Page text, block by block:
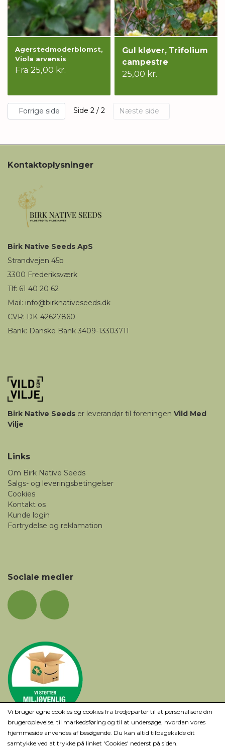
Agerstedmoderblomst,
Viola arvensis
Fra 25,00 kr.
Gul kløver, Trifolium
campestre
25,00 kr.
Forrige side Side 2 / 2 Næste side
Kontaktoplysninger
Birk Native Seeds ApS
Strandvejen 45b
3300 Frederiksværk
Tlf: 61 40 20 62
Mail: info@birknativeseeds.dk
CVR: DK-42627860
Bank: Danske Bank 3409-13303711
Birk Native Seeds er leverandør til foreningen Vild Med
Vilje
Links
Om Birk Native Seeds
Salgs- og leveringsbetingelser
Cookies
Kontakt os
Kunde login
Fortrydelse og reklamation
Sociale medier
Vi bruger egne cookies og cookies fra tredjeparter til at personalisere din
brugeroplevelse, til markedsføring og til at undersøge, hvordan vores
hjemmeside anvendes af besøgende. Du kan altid tilbagekalde dit
samtykke ved at trykke på linket 'Cookies' nederst på siden.